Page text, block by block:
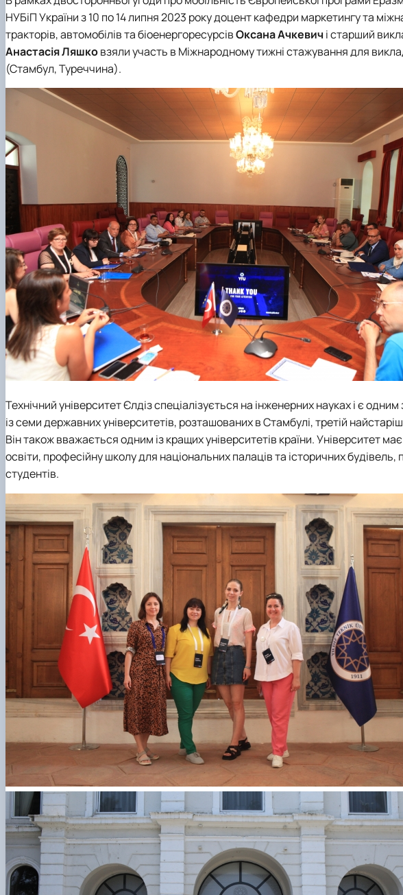
Матеріально-технічна база факультету
Скринька довіри
НУБіП України з 10 по 14 липня 2023 року доцент кафедри маркетингу та
тракторів, автомобілів та біоенергоресурсівОксана Ачкевич і старший
Анастасія Ляшковзяли участь в Міжнародному тижні стажування для
(Стамбул, Туреччина).
Технічний університет Єлдіз спеціалізується на інженерних науках і є
із семи державних університетів, розташованих в Стамбулі, третій
Він також вважається одним із кращих університетів країни. Університет
освіти, професійну школу для національних палаців та історичних
студентів.